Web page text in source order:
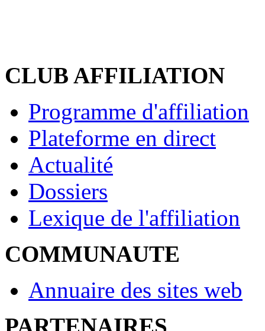
CLUB AFFILIATION
Programme d'affiliation
Plateforme en direct
Actualité
Dossiers
Lexique de l'affiliation
COMMUNAUTE
Annuaire des sites web